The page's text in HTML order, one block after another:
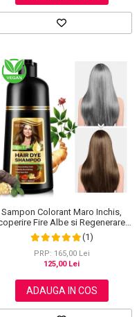
Sampon Colorant Maro Inchis,
Fire Albe si Regenerare 3
in 1, #5 Dark Coffee, 500 ml
(1)
PRP: 165,00 Lei
125,00 Lei
ADAUGA IN COS